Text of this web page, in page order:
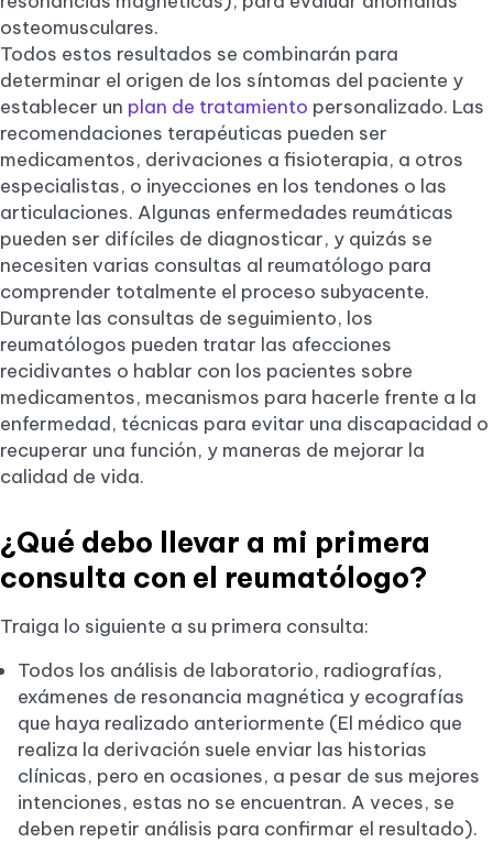
osteomusculares.
Todos estos resultados se combinarán para
determinar el origen de los síntomas del paciente y
establecer un plan de tratamiento personalizado. Las
recomendaciones terapéuticas pueden ser
medicamentos, derivaciones a fisioterapia, a otros
especialistas, o inyecciones en los tendones o las
articulaciones. Algunas enfermedades reumáticas
pueden ser difíciles de diagnosticar, y quizás se
necesiten varias consultas al reumatólogo para
comprender totalmente el proceso subyacente.
Durante las consultas de seguimiento, los
reumatólogos pueden tratar las afecciones
recidivantes o hablar con los pacientes sobre
medicamentos, mecanismos para hacerle frente a la
enfermedad, técnicas para evitar una discapacidad o
recuperar una función, y maneras de mejorar la
calidad de vida.
¿Qué debo llevar a mi primera
consulta con el reumatólogo?
Traiga lo siguiente a su primera consulta:
Todos los análisis de laboratorio, radiografías,
exámenes de resonancia magnética y ecografías
que haya realizado anteriormente (El médico que
realiza la derivación suele enviar las historias
clínicas, pero en ocasiones, a pesar de sus mejores
intenciones, estas no se encuentran. A veces, se
deben repetir análisis para confirmar el resultado).